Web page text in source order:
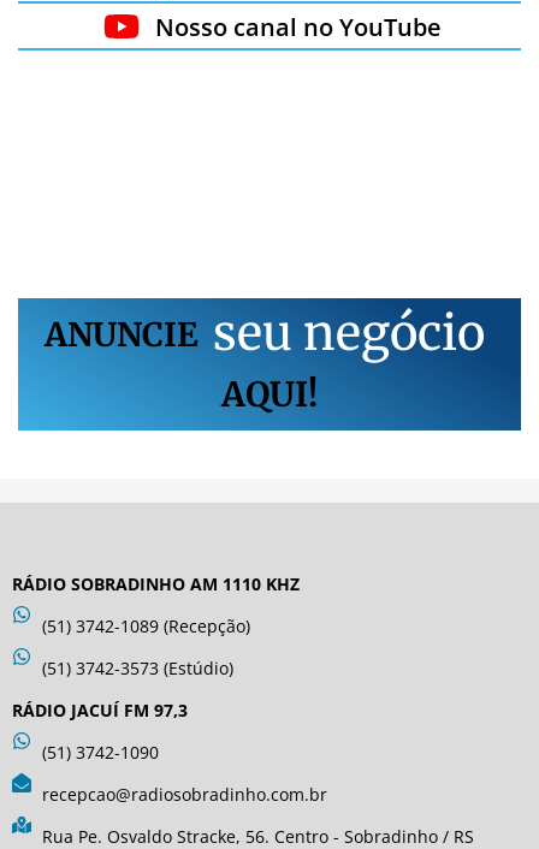
Nosso canal no YouTube
ANUNCIE seu negócio
AQUI!
RÁDIO SOBRADINHO AM 1110 KHZ
(51) 3742-1089 (Recepção)
(51) 3742-3573 (Estúdio)
RÁDIO JACUÍ FM 97,3
(51) 3742-1090
recepcao@radiosobradinho.com.br
Rua Pe. Osvaldo Stracke, 56. Centro - Sobradinho / RS